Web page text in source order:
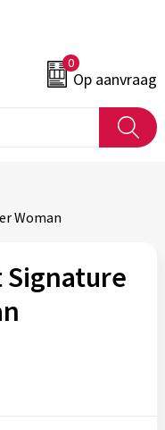
0
Op aanvraag
Woman
Signature